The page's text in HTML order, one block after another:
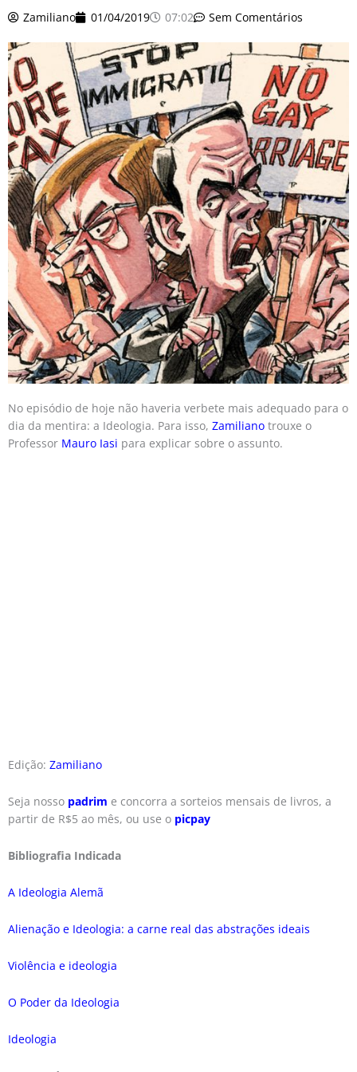
k
Zamiliano 01/04/2019 07:02 Sem Comentários
No episódio de hoje não haveria verbete mais adequado para o
dia da mentira: a Ideologia. Para isso, Zamiliano trouxe o
Professor Mauro Iasi para explicar sobre o assunto.
Edição: Zamiliano
Seja nosso padrim e concorra a sorteios mensais de livros, a
partir de R$5 ao mês, ou use o picpay
Bibliografia Indicada
A Ideologia Alemã
Alienação e Ideologia: a carne real das abstrações ideais
Violência e ideologia
O Poder da Ideologia
Ideologia